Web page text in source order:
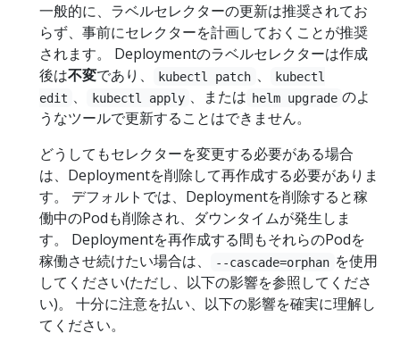
一般的に、ラベルセレクターの更新は推奨されてお
らず、事前にセレクターを計画しておくことが推奨
されます。 Deploymentのラベルセレクターは作成
後は不変であり、 kubectl patch 、
kubectl
edit 、 kubectl apply 、または helm upgrade のよ
うなツールで更新することはできません。
どうしてもセレクターを変更する必要がある場合
は、Deploymentを削除して再作成する必要がありま
す。 デフォルトでは、Deploymentを削除すると稼
働中のPodも削除され、ダウンタイムが発生しま
す。 Deploymentを再作成する間もそれらのPodを
稼働させ続けたい場合は、
--cascade=orphan を使用
してください(ただし、以下の影響を参照してくださ
い)。 十分に注意を払い、以下の影響を確実に理解し
てください。